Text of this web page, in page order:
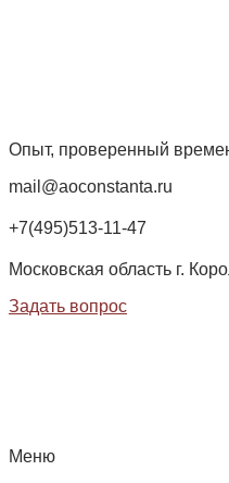
Опыт, проверенный
mail@aoconstanta.ru
+7(495)513-11-47
Московская область г.
Задать вопрос
Меню